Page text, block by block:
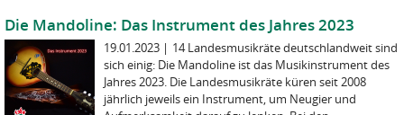
Die Mandoline: Das Instrument des Jahres 2023
19.01.2023 | 14 Landesmusikräte deutschlandweit sind
sich einig: Die Mandoline ist das Musikinstrument des
Jahres 2023. Die Landesmusikräte küren seit 2008
jährlich jeweils ein Instrument, um Neugier und